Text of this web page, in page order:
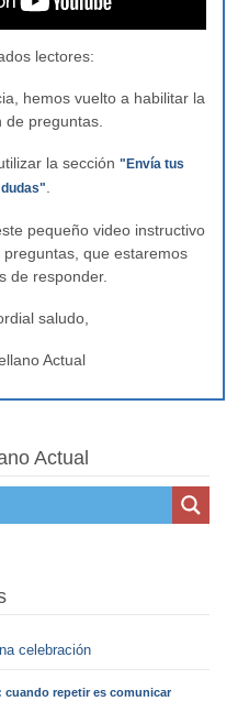
lectores:
hemos vuelto a habilitar la
de preguntas.
la sección "Envía tus
dudas"
pequeño video instructivo
que estaremos
de responder.
saludo,
Actual
Actual
celebración
: cuando repetir es comunicar